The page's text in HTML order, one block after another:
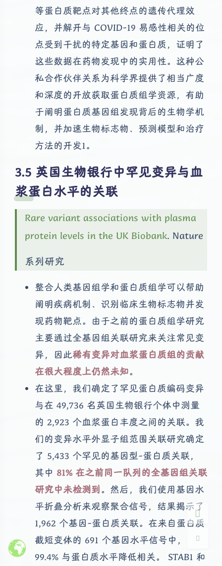
夜间模式
浅阴影 深阴影
关闭 日落 暗化 灰度
等蛋白质靶点对其他终点的遗传代理效
应，并解开与 COVID-19 易感性相关的位
点受到干扰的特定基因和蛋白质，证明了
这些数据在药物发现中的实用性。这种公
私合作伙伴关系为科学界提供了相当广度
和深度的开放获取蛋白质组学资源，有助
于阐明蛋白质基因组发现背后的生物学机
制，并加速生物标志物、预测模型和治疗
方法的开发1。
英国生物银行中罕见变异与血
浆蛋白水平的关联
Rare variant associations with plasma
protein levels in the UK Biobank. Nature
系列研究
整合人类基因组学和蛋白质组学可以帮助
阐明疾病机制、识别临床生物标志物并发
现药物靶点。由于之前的蛋白质组学研究
主要通过全基因组关联研究来关注常见变
异，因此稀有变异对血浆蛋白质组的贡献
在很大程度上仍然未知。
在这里，我们确定了罕见蛋白质编码变异
与在 49,736 名英国生物银行个体中测量
的 2,923 个血浆蛋白丰度之间的关联。我
们的变异水平外显子组范围关联研究确定
了 5,433 个罕见的基因型-蛋白质关联，
其中 81% 在之前同一队列的全基因组关联
研究中未检测到。然后，我们使用基因水
平折叠分析来观察聚合信号，结果揭示了
1,962 个基因-蛋白质关联。在来自蛋白质
截短变体的 691 个基因水平信号中，
99.4% 与蛋白质水平降低相关。 STAB1 和